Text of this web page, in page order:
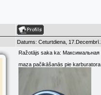
Datums: Ceturtdiena,
Ražotājs saka ka:
maza pačikāšanās pie